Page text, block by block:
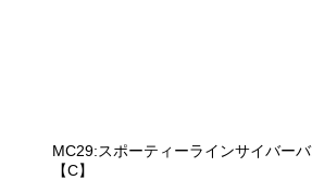
MC29:スポーティーラインサイバー
【C】